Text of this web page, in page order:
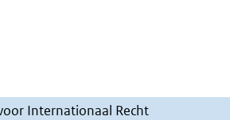
Internationaal Recht